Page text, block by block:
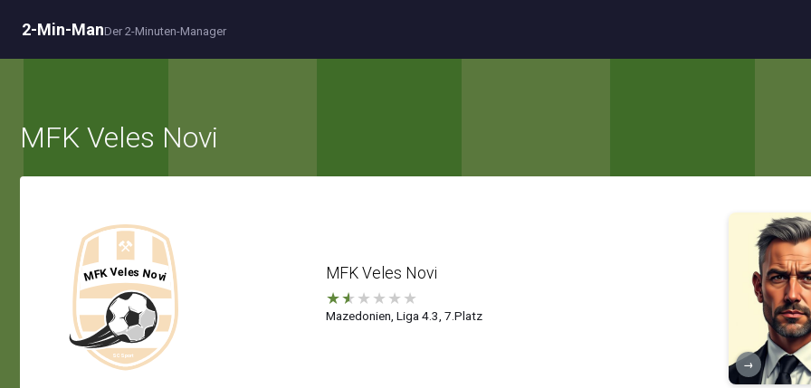
2-Min-ManDer 2-Minuten-Manager
MFK Veles Novi
MFK Veles Novi
★★ ★ ★ ★ ★
Mazedonien, Liga 4.3, 7.Platz
→